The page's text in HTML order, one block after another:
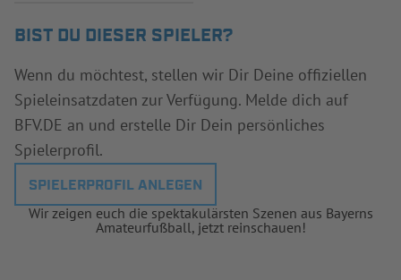
BIST DU DIESER SPIELER?
Wenn du möchtest, stellen wir Dir Deine offiziellen
Spieleinsatzdaten zur Verfügung. Melde dich auf
BFV.DE an und erstelle Dir Dein persönliches
Spielerprofil.
SPIELERPROFIL ANLEGEN
Wir zeigen euch die spektakulärsten Szenen aus Bayerns
Amateurfußball, jetzt reinschauen!